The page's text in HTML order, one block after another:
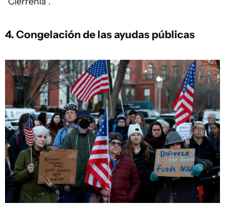
4. Congelación de las ayudas públicas